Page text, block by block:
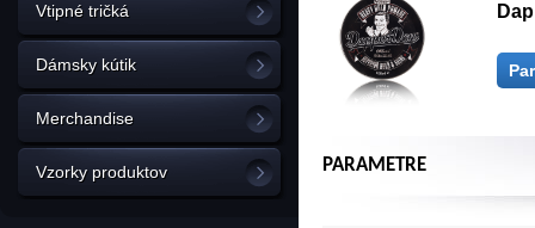
Vtipné tričká
Dámsky kútik
Merchandise
Vzorky produktov PARAMETRE